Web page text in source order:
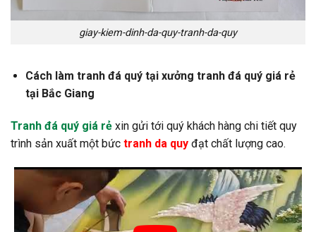
giay-kiem-dinh-da-quy-tranh-da-quy
Cách làm tranh đá quý tại xưởng tranh đá quý giá rẻ
tại Bắc Giang
Tranh đá quý giá rẻ xin gửi tới quý khách hàng chi tiết quy
trình sản xuất một bức tranh da quy đạt chất lượng cao.